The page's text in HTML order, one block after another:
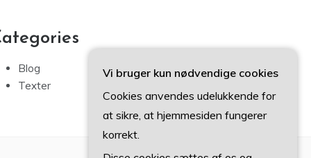
Blog
Texter
Vi bruger kun nødvendige cookies
Cookies anvendes udelukkende for
at sikre, at hjemmesiden fungerer
korrekt.